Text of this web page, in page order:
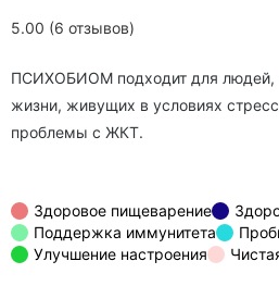
5.00 (6 отзывов)
ПСИХОБИОМ подходит для людей,
жизни, живущих в условиях
проблемы с ЖКТ.
Здоровое пищеварение
Поддержка иммунитета
Улучшение настроения